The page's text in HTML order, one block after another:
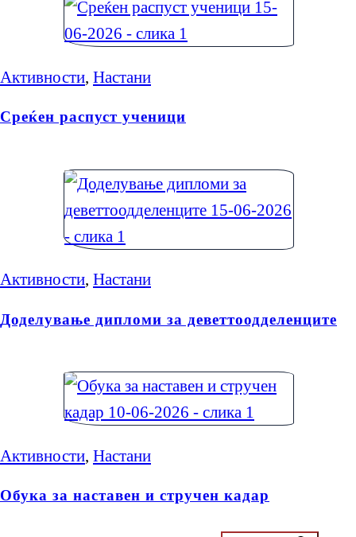
Активности Настани
Среќен распуст ученици
Активности, Настани
Доделување дипломи за деветтоодделенците
Активности, Настани
Обука за наставен и стручен кадар